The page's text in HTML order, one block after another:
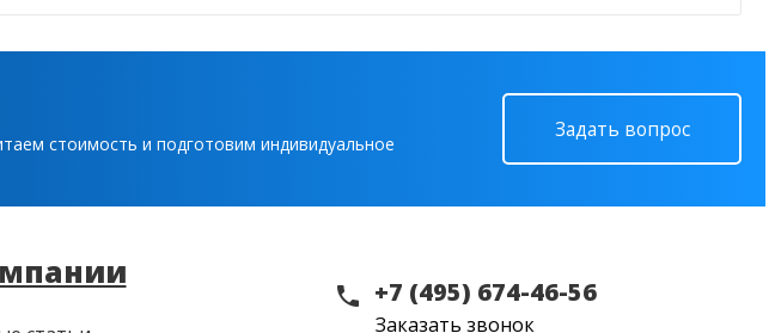
стоимость и подготовим индивидуальное
Задать вопрос
+7 (495) 674-46-56
Заказать звонок